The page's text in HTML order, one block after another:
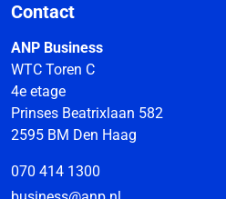
Contact
ANP Business
WTC Toren C
4e etage
Prinses Beatrixlaan 582
2595 BM Den Haag
070 414 1300